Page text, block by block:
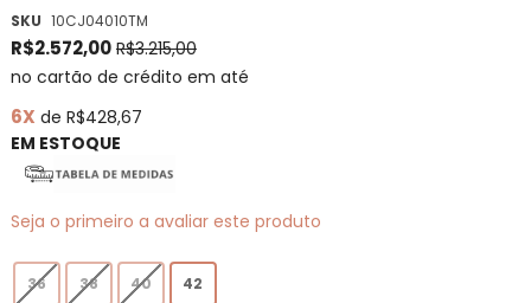
SKU 10CJ04010TM
R$2.572,00 R$3.215,00
no cartão de crédito em até
6X de R$428,67
EM ESTOQUE
Seja o primeiro a avaliar este produto
36 38 40 42
o
início
da
de
imagens